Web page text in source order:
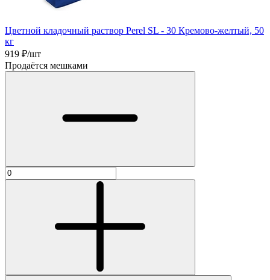
Цветной кладочный раствор Perel SL - 30 Кремово-желтый, 50
кг
919 ₽/шт
Продаётся мешками